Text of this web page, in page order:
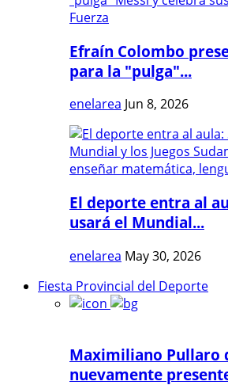
Efraín Colombo
para la "pulga"...
enelarea Jun 8, 2026
El deporte entra al
usará el Mundial...
enelarea May 30, 2026
Fiesta Provincial del Deporte
Maximiliano Pullaro
nuevamente